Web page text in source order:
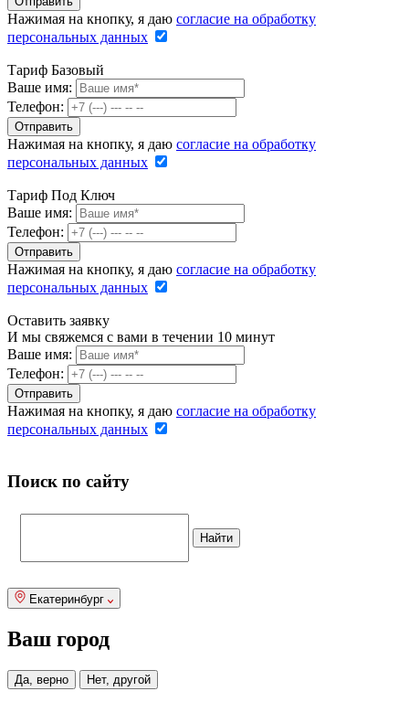
Нажимая на кнопку, я даю согласие на обработку
персональных данных
Тариф Базовый
Ваше имя:
Телефон:
Нажимая на кнопку, я даю согласие на обработку
персональных данных
Тариф Под Ключ
Ваше имя:
Телефон:
Нажимая на кнопку, я даю согласие на обработку
персональных данных
Оставить заявку
И мы свяжемся с вами в течении 10 минут
Ваше имя:
Телефон:
Нажимая на кнопку, я даю согласие на обработку
персональных данных
Поиск по сайту
Екатеринбург
Ваш город
Да, верно Нет, другой